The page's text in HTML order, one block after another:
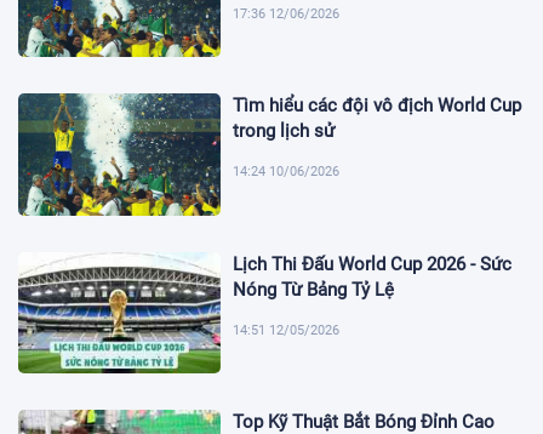
17:36 12/06/2026
Tìm hiểu các đội vô địch World Cup
trong lịch sử
14:24 10/06/2026
Lịch Thi Đấu World Cup 2026 - Sức
Nóng Từ Bảng Tỷ Lệ
14:51 12/05/2026
Top Kỹ Thuật Bắt Bóng Đỉnh Cao